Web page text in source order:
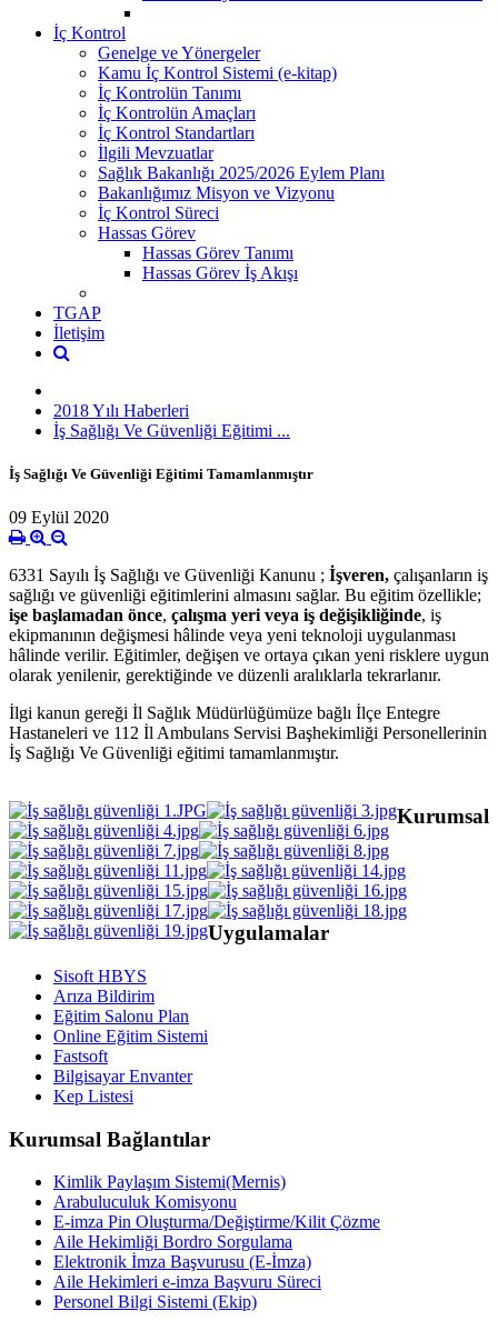
İç Kontrol
Genelge ve Yönergeler
Kamu İç Kontrol Sistemi (e-kitap)
İç Kontrolün Tanımı
İç Kontrolün Amaçları
İç Kontrol Standartları
İlgili Mevzuatlar
Sağlık Bakanlığı 2025/2026 Eylem Planı
Bakanlığımız Misyon ve Vizyonu
İç Kontrol Süreci
Hassas Görev
Hassas Görev Tanımı
Hassas Görev İş Akışı
TGAP
İletişim
2018 Yılı Haberleri
İş Sağlığı Ve Güvenliği Eğitimi ...
İş Sağlığı Ve Güvenliği Eğitimi Tamamlanmıştır
09 Eylül 2020
6331 Sayılı İş Sağlığı ve Güvenliği Kanunu ; İşveren, çalışanların iş
sağlığı ve güvenliği eğitimlerini almasını sağlar. Bu eğitim özellikle;
işe başlamadan önce, çalışma yeri veya iş değişikliğinde, iş
ekipmanının değişmesi hâlinde veya yeni teknoloji uygulanması
hâlinde verilir. Eğitimler, değişen ve ortaya çıkan yeni risklere uygun
olarak yenilenir, gerektiğinde ve düzenli aralıklarla tekrarlanır.
İlgi kanun gereği İl Sağlık Müdürlüğümüze bağlı İlçe Entegre
Hastaneleri ve 112 İl Ambulans Servisi Başhekimliği Personellerinin
İş Sağlığı Ve Güvenliği eğitimi tamamlanmıştır.
Kurumsal
Uygulamalar
Sisoft HBYS
Arıza Bildirim
Eğitim Salonu Plan
Online Eğitim Sistemi
Fastsoft
Bilgisayar Envanter
Kep Listesi
Kurumsal Bağlantılar
Kimlik Paylaşım Sistemi(Mernis)
Arabuluculuk Komisyonu
E-imza Pin Oluşturma/Değiştirme/Kilit Çözme
Aile Hekimliği Bordro Sorgulama
Elektronik İmza Başvurusu (E-İmza)
Aile Hekimleri e-imza Başvuru Süreci
Personel Bilgi Sistemi (Ekip)